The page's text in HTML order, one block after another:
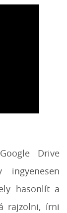
Drive
ingyenesen
hasonlít a
rajzolni, írni